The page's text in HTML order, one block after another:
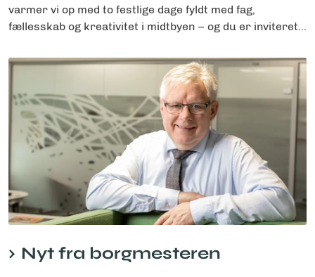
varmer vi op med to festlige dage fyldt med fag,
fællesskab og kreativitet i midtbyen – og du er inviteret...
Nyt fra borgmesteren